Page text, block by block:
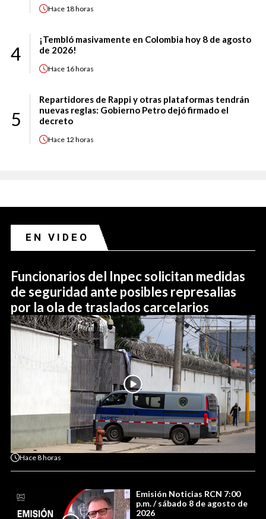
Hace 18 horas
4
¡Tembló masivamente en Colombia hoy 8 de agosto
de 2026!
Hace 16 horas
5
Repartidores de Rappi y otras plataformas tendrán
nuevas reglas: Gobierno Petro dejó firmado el
decreto
Hace 12 horas
EN VIDEO
Funcionarios del Inpec solicitan medidas
de seguridad ante posibles represalias
por la ola de traslados carcelarios
Hace8 horas
Emisión Noticias RCN 7:00
p.m. / sábado 8 de agosto de
2026